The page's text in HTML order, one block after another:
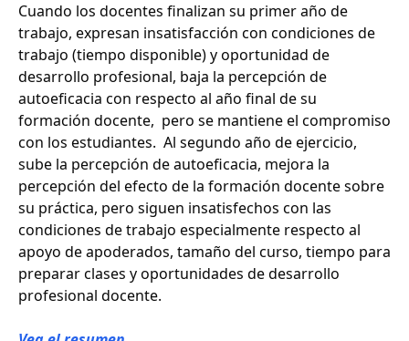
Cuando los docentes finalizan su primer año de
trabajo, expresan insatisfacción con condiciones de
trabajo (tiempo disponible) y oportunidad de
desarrollo profesional, baja la percepción de
autoeficacia con respecto al año final de su
formación docente, pero se mantiene el compromiso
con los estudiantes. Al segundo año de ejercicio,
sube la percepción de autoeficacia, mejora la
percepción del efecto de la formación docente sobre
su práctica, pero siguen insatisfechos con las
condiciones de trabajo especialmente respecto al
apoyo de apoderados, tamaño del curso, tiempo para
preparar clases y oportunidades de desarrollo
profesional docente.